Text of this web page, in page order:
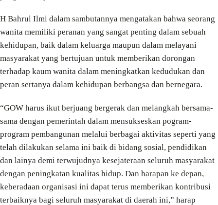
H Bahrul Ilmi dalam sambutannya mengatakan bahwa seorang
wanita memiliki peranan yang sangat penting dalam sebuah
kehidupan, baik dalam keluarga maupun dalam melayani
masyarakat yang bertujuan untuk memberikan dorongan
terhadap kaum wanita dalam meningkatkan kedudukan dan
peran sertanya dalam kehidupan berbangsa dan bernegara.
“GOW harus ikut berjuang bergerak dan melangkah bersama-
sama dengan pemerintah dalam mensukseskan pogram-
program pembangunan melalui berbagai aktivitas seperti yang
telah dilakukan selama ini baik di bidang sosial, pendidikan
dan lainya demi terwujudnya kesejateraan seluruh masyarakat
dengan peningkatan kualitas hidup. Dan harapan ke depan,
keberadaan organisasi ini dapat terus memberikan kontribusi
terbaiknya bagi seluruh masyarakat di daerah ini,” harap